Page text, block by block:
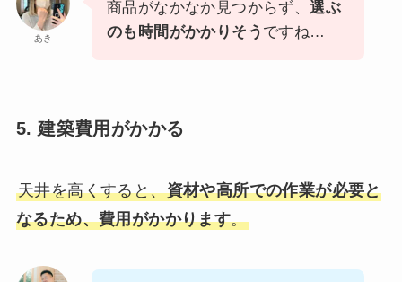
あき
商品がなかなか見つからず、選ぶ
のも時間がかかりそう ですね…
5. 建築費用がかかる
天井を高くすると、資材や高所での作業が必要と
なるため、費用がかかります。